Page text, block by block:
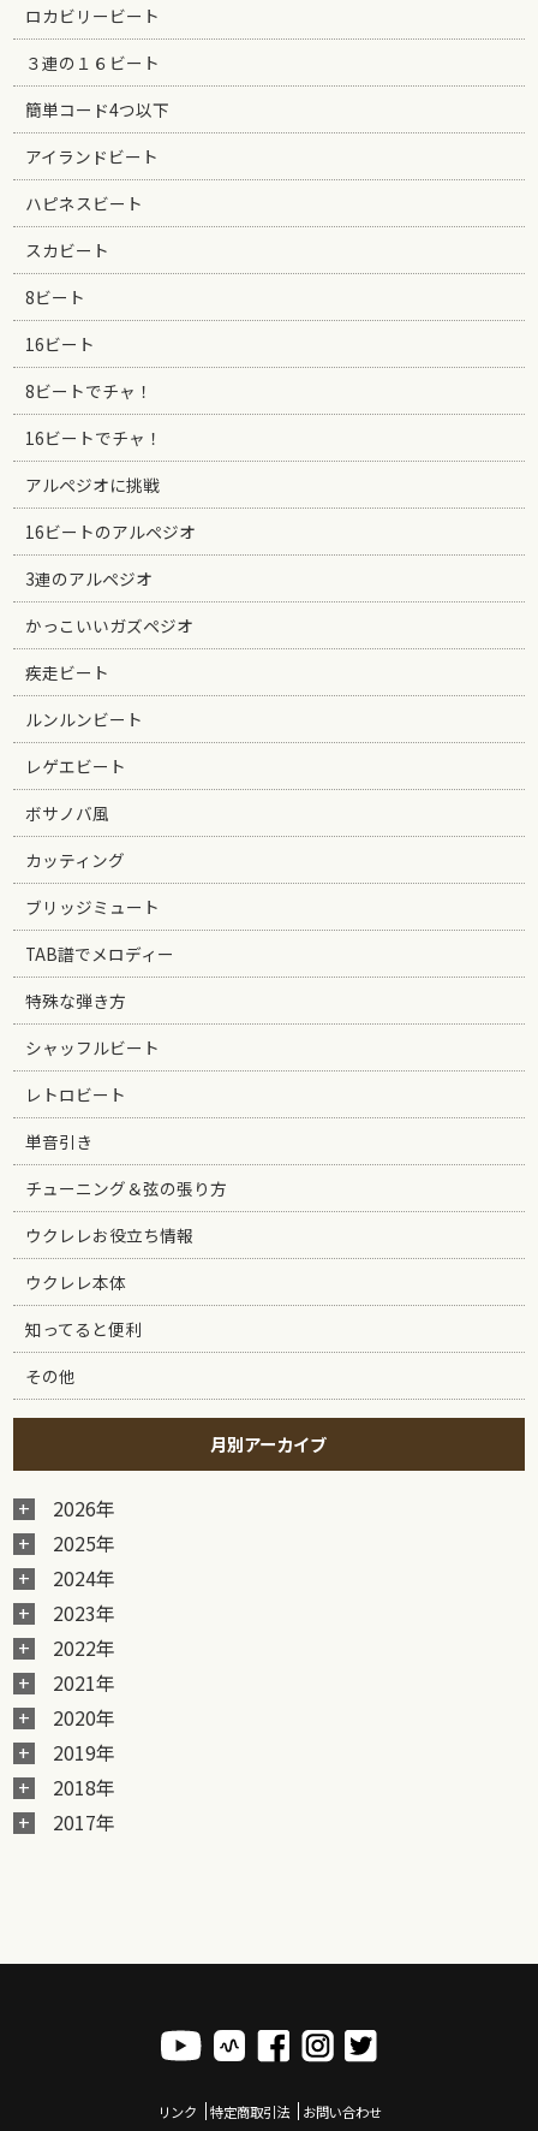
ロカビリービート
３連の１６ビート
簡単コード4つ以下
アイランドビート
ハピネスビート
スカビート
8ビート
16ビート
8ビートでチャ！
16ビートでチャ！
アルペジオに挑戦
16ビートのアルペジオ
3連のアルペジオ
かっこいいガズペジオ
疾走ビート
ルンルンビート
レゲエビート
ボサノバ風
カッティング
ブリッジミュート
TAB譜でメロディー
特殊な弾き方
シャッフルビート
レトロビート
単音引き
チューニング＆弦の張り方
ウクレレお役立ち情報
ウクレレ本体
知ってると便利
その他
月別アーカイブ
2026年
2025年
2024年
2023年
2022年
2021年
2020年
2019年
2018年
2017年
リンク 特定商取引法 お問い合わせ